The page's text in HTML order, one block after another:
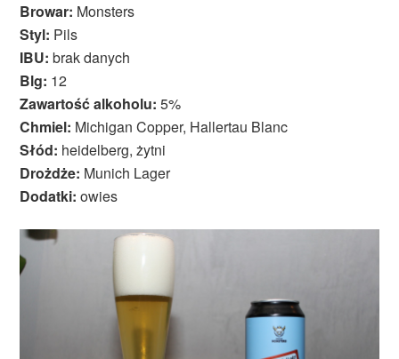
Browar: Monsters
Styl: Pils
IBU: brak danych
Blg: 12
Zawartość alkoholu: 5%
Chmiel: Michigan Copper, Hallertau Blanc
Słód: heidelberg, żytni
Drożdże: Munich Lager
Dodatki: owies